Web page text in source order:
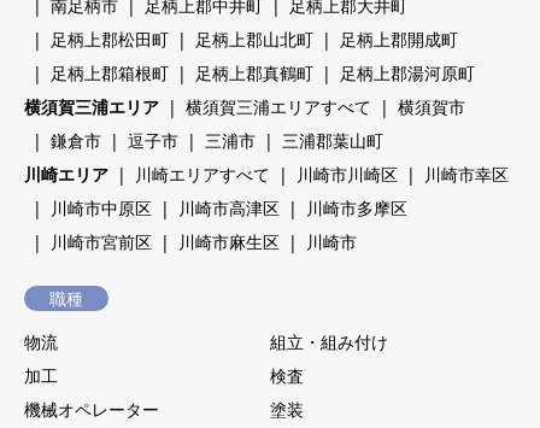
南足柄市
足柄上郡中井町
足柄上郡大井町
足柄上郡松田町
足柄上郡山北町
足柄上郡開成町
足柄上郡箱根町
足柄上郡真鶴町
足柄上郡湯河原町
横須賀三浦エリア
横須賀三浦エリアすべて
横須賀市
鎌倉市
逗子市 三浦市
三浦郡葉山町
川崎エリア
川崎エリアすべて 川崎市川崎区
川崎市幸区
川崎市中原区
川崎市高津区
川崎市多摩区
川崎市宮前区
川崎市麻生区 川崎市
職種
物流
組立・組み付け
加工
検査
機械オペレーター
塗装